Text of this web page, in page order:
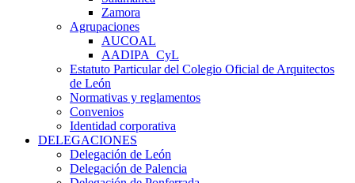
Zamora
Agrupaciones
AUCOAL
AADIPA_CyL
Estatuto Particular del Colegio Oficial de Arquitectos
de León
Normativas y reglamentos
Convenios
Identidad corporativa
DELEGACIONES
Delegación de León
Delegación de Palencia